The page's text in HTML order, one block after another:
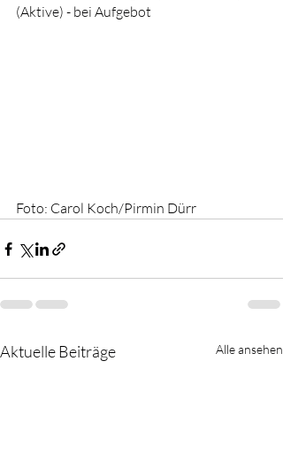
(Aktive) - bei Aufgebot
Foto: Carol Koch/Pirmin Dürr
Aktuelle Beiträge Alle ansehen